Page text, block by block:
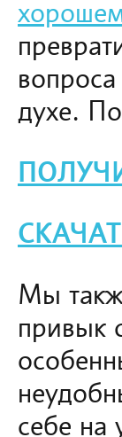
духе.
Мы
привык
себе на